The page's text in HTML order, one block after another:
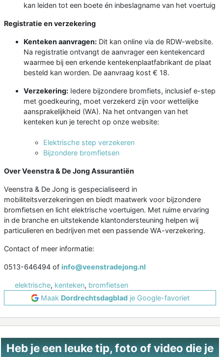
kan leiden tot een boete én inbeslagname van het voertuig
Registratie en verzekering
Kenteken aanvragen: Dit kan online via de RDW-website.
Na registratie ontvangt de aanvrager een kentekencard
waarmee bij een erkende kentekenplaatfabrikant de plaat
besteld kan worden. De aanvraag kost € 18.
Verzekering: Iedere bijzondere bromfiets, inclusief e-step
met goedkeuring, moet verzekerd zijn voor wettelijke
aansprakelijkheid (WA). Na het ontvangen van het
kenteken kun je terecht op onze website:
Elektrische step verzekeren
Bijzondere bromfietsen
Over Veenstra & De Jong Assurantiën
Veenstra & De Jong is gespecialiseerd in
mobiliteitsverzekeringen en biedt maatwerk voor bijzondere
bromfietsen en licht elektrische voertuigen. Met ruime ervaring
in de branche en uitstekende klantondersteuning helpen wij
particulieren en bedrijven met een passende WA-verzekering.
Contact of meer informatie:
0513-646494 of info@veenstradejong.nl
elektrische, kenteken, bromfietsen
Maak Dordrechtsdagbladje Google-favoriet
Heb je een leuke tip, foto of video die je